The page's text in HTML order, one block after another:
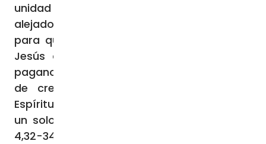
unidad es motivo de conversión para los
alejados de la Iglesia? «Que todos sean uno,
para que el mundo crea» (Jn 17,21), ruega
Jesús al Padre. Éste es el reto. Que los
paganos vean cómo se relaciona un grupo
de creyentes, que congregados por el
Espíritu Santo en la Iglesia de Cristo tienen
un solo corazón y una sola alma (cf. Hch
4,32-34).